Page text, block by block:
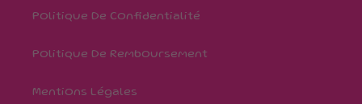
Politique De Confidentialité
Politique De Remboursement
Mentions Légales